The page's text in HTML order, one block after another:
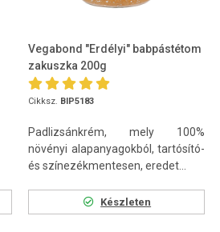
Vegabond "Erdélyi" babpástétom
zakuszka 200g
Cikksz. BIP5183
Padlizsánkrém, mely 100%
növényi alapanyagokból, tartósító-
és színezékmentesen, eredet...
Készleten